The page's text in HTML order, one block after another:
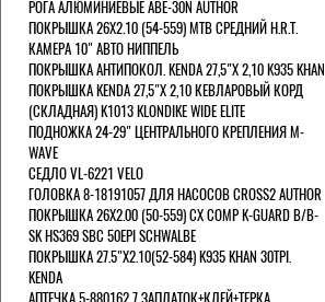
РОГА АЛЮМИНИЕВЫЕ ABE-30N AUTHOR
ПОКРЫШКА 26X2.10 (54-559) MTB СРЕДНИЙ H.R.T.
КАМЕРА 10" АВТО НИППЕЛЬ
ПОКРЫШКА АНТИПОКОЛ. KENDA 27,5"Х 2,10 K935 KHAN
ПОКРЫШКА KENDA 27,5"Х 2,10 КЕВЛАРОВЫЙ КОРД
(СКЛАДНАЯ) K1013 KLONDIKE WIDE ELITE
ПОДНОЖКА 24-29" ЦЕНТРАЛЬНОГО КРЕПЛЕНИЯ M-
WAVE
СЕДЛО VL-6221 VELO
ГОЛОВКА 8-18191057 ДЛЯ НАСОСОВ CROSS2 AUTHOR
ПОКРЫШКА 26X2.00 (50-559) CX COMP K-GUARD B/B-
SK HS369 SBC 50EPI SCHWALBE
ПОКРЫШКА 27.5"Х2.10(52-584) K935 KHAN 30TPI.
KENDA
АПТЕЧКА 5-880162 7 ЗАПЛАТОК+КЛЕЙ+ТЕРКА